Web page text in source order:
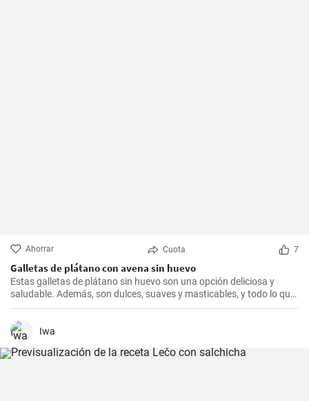
Ahorrar Cuota 7
Galletas de plátano con avena sin huevo
Estas galletas de plátano sin huevo son una opción deliciosa y
saludable. Además, son dulces, suaves y masticables, y todo lo que
necesitas es un plátano, avena y un toque de edulcorante.
Iwa